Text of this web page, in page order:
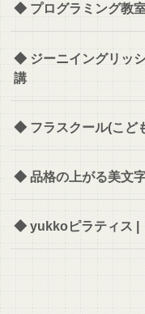
◆ プログラミング教
◆ ジーニイングリッ
講
◆ フラスクール(こど
◆ 品格の上がる美文
◆ yukkoピラティス |